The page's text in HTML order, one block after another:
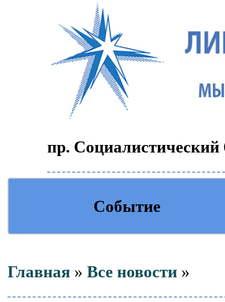
пр. Социалистический
Событие
Главная » Все новости »